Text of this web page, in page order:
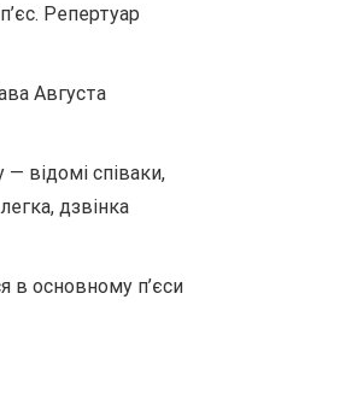
Репертуар
Августа
відомі співаки,
дзвінка
в основному п’єси